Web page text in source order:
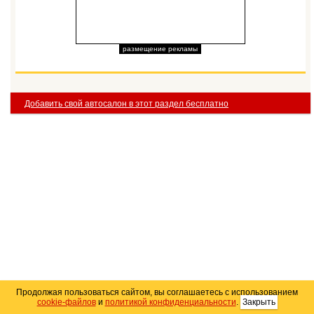
размещение рекламы
Добавить свой автосалон в этот раздел бесплатно
Продолжая пользоваться сайтом, вы соглашаетесь с использованием
cookie-файлови политикой конфиденциальности. Закрыть